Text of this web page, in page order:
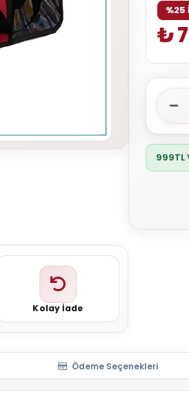
Kolay İade
₺
999TL
Ödeme Seçenekleri